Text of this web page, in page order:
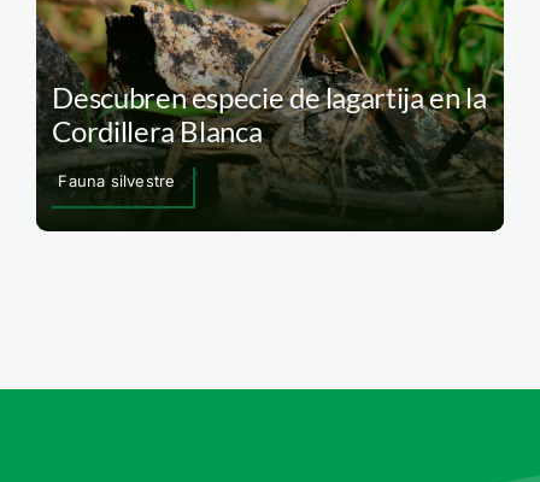
Descubren especie de lagartija en la
Cordillera Blanca
Fauna silvestre